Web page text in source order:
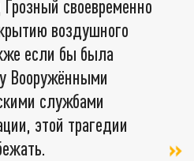
своевременно
воздушного
если бы была
Вооружёнными
службами
этой трагедии